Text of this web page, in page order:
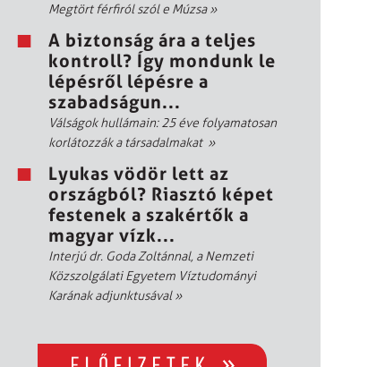
Megtört férfiról szól e Múzsa»
A biztonság ára a teljes
kontroll? Így mondunk le
lépésről lépésre a
szabadságun...
Válságok hullámain: 25 éve folyamatosan
korlátozzák a társadalmakat »
Lyukas vödör lett az
országból? Riasztó képet
festenek a szakértők a
magyar vízk...
Interjú dr. Goda Zoltánnal, a Nemzeti
Közszolgálati Egyetem Víztudományi
Karának adjunktusával»